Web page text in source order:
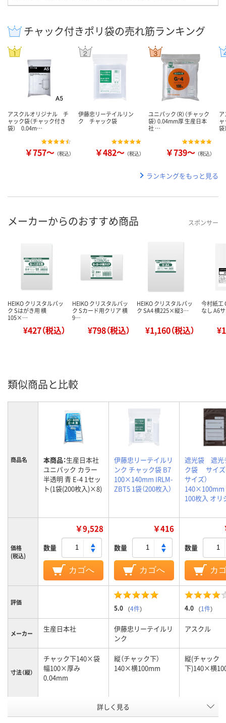
チャック付きポリ袋の売れ筋ランキング
アスクルオリジナル チ
ャック袋（チャック付き
袋） 0.04m…
￥757～ （税込）
伊藤忠リーテイルリン
ク チャック袋
￥482～ （税込）
ユニパック（R）（チャック
袋） 0.04mm厚 生産日本
社 …
￥739～ （税込）
ャ
ランキングをもっと見る
メーカーからのおすすめ商品 スポンサー
HEIKO クリスタルパッ
ク Sはがき用 横
105×…
¥427（税込）
HEIKO クリスタルパッ
ク Sカード用クリア 横
9…
¥798（税込）
HEIKO クリスタルパッ
ク SA4 横225×縦3…
¥1,160（税込）
今村紙工
なし A6
類似商品と比較
商品名 本商品：生産日本社
ユニパック カラー
半透明 青 E-4 1セッ
ト(1袋(200枚入)×8)
伊藤忠リーテイルリ
ンク チャック袋 B7
100×140mm IRLM-
ZBT5 1袋（200枚入）
遮光袋 遮光
ク袋 サイズ
サイズ）
100枚入 オリ
価格
(税込)
￥9,528
数量
カゴへ
￥416
数量
カゴへ
数量
カ
評価
5.0 （4件） 4.0 （1件）
メーカー 生産日本社
伊藤忠リーテイルリ
ンク
アスクル
寸法（縦）
チャック下140×袋
幅100×厚み
0.04mm
縦（チャック下）
140×横100mm
縦(チャック
下)140×横
チャック下140×袋
幅100×厚み
縦（チャック下）
140×横100mm
縦(チャック
下)140×横
詳しく見る